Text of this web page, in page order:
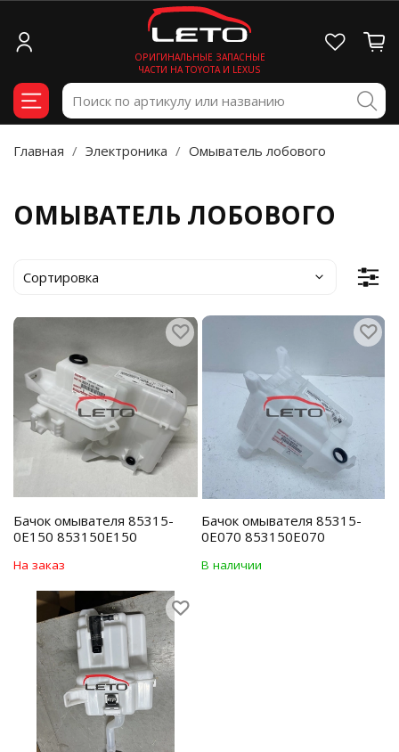
ОРИГИНАЛЬНЫЕ ЗАПАСНЫЕ
ЧАСТИ НА TOYOTA И LEXUS
Главная Электроника Омыватель лобового
ОМЫВАТЕЛЬ ЛОБОВОГО
Бачок омывателя 85315-
0E150 853150E150
На заказ
Бачок омывателя 85315-
0E070 853150E070
В наличии